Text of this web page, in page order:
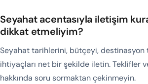
Seyahat acentasıyla iletişim
dikkat etmeliyim?
Seyahat tarihlerini, bütçeyi, destinasyon
ihtiyaçları net bir şekilde iletin. Teklifler
hakkında soru sormaktan çekinmeyin.